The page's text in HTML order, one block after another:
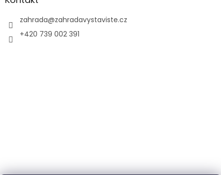
zahrada@zahradavystaviste.cz
+420 739 002 391